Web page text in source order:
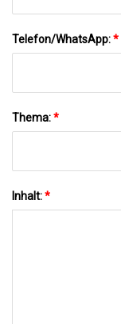
Telefon/WhatsApp:*
Thema:*
Inhalt:*